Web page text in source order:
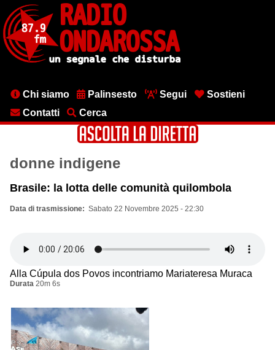
contenuto
principale
MenuChi siamo Palinsesto Segui
Sostieni
Contatti
Cerca
donne indigene
Brasile: la lotta delle comunità quilombola
Data di trasmissione Sabato 22 Novembre 2025 - 22:30
Alla Cúpula dos Povos incontriamo Mariateresa Muraca
Durata 20m 6s